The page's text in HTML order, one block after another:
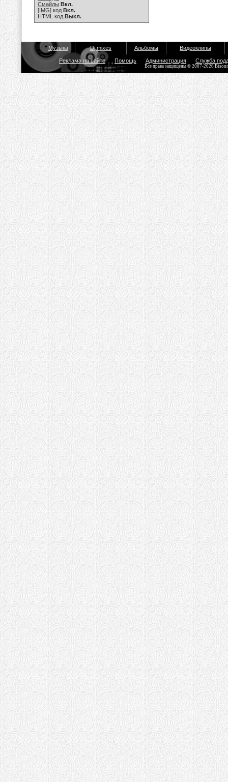
Смайлы Вкл.
[IMG] код Вкл.
HTML код Выкл.
Музыка Dj mixes Альбомы Видеоклипы
Реклама на сайте Помощь Администрация Служба
Все права защищены © 2007-2026